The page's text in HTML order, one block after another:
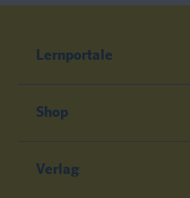
Lernportale
Shop
Verlag